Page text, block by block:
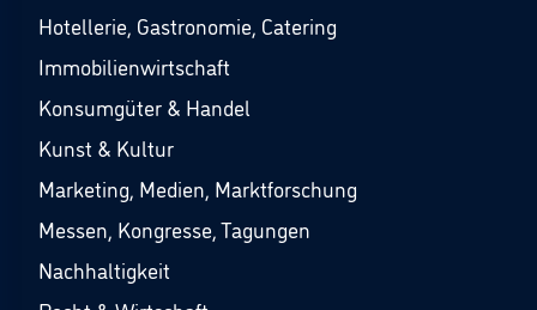
Hotellerie, Gastronomie, Catering
Immobilienwirtschaft
Konsumgüter & Handel
Kunst & Kultur
Marketing, Medien, Marktforschung
Messen, Kongresse, Tagungen
Nachhaltigkeit